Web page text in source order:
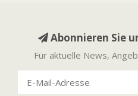
Abonnieren Sie
Für aktuelle News,